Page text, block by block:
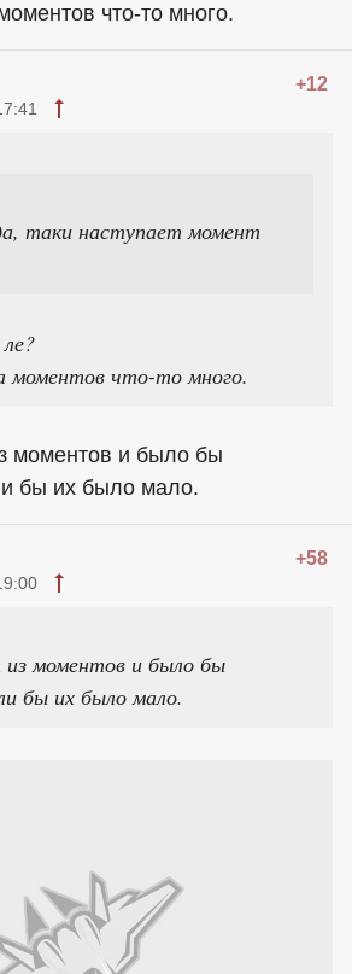
что-то много.
+12
таки наступает момент
моментов что-то много.
моментов и было бы
бы их было мало.
+58
моментов и было бы
бы их было мало.